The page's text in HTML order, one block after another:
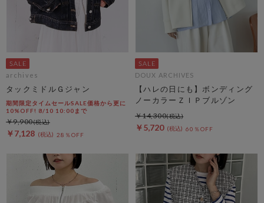
archives
タックミドルＧジャン
期間限定タイムセールSALE価格から更に
10%OFF! 8/10 10:00まで
￥7,128 28％OFF
￥9,900
DOUX ARCHIVES
【ハレの日にも】ボンディング
ノーカラーＺＩＰブルゾン
￥5,720 60％OFF
￥14,300